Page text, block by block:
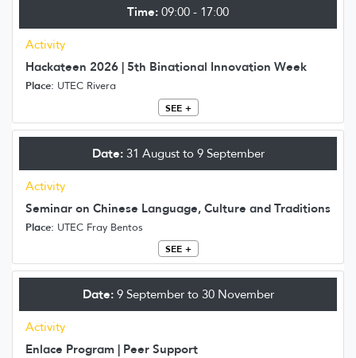
Time: 09:00 - 17:00
Activity
Hackateen 2026 | 5th Binational Innovation Week
Place: UTEC Rivera
SEE +
Date:31 August to 9 September
Activity
Seminar on Chinese Language, Culture and Traditions
Place: UTEC Fray Bentos
SEE +
Date:9 September to 30 November
Activity
Enlace Program | Peer Support